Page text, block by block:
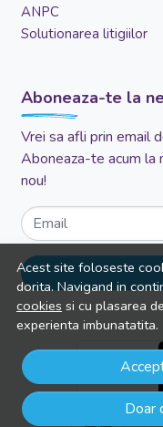
Acest site foloseste
dorita. Navigand in
cookies si cu plasarea
experienta imbunatatita.
Doar
ANPC
Solutionarea litigiilor
Aboneaza-te la
Vrei sa afli prin email
Aboneaza-te acum
nou!
Email